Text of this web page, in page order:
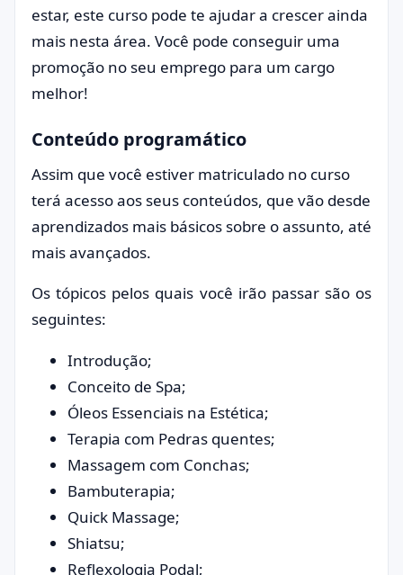
estar, este curso pode te ajudar a crescer ainda
mais nesta área. Você pode conseguir uma
promoção no seu emprego para um cargo
melhor!
Conteúdo programático
Assim que você estiver matriculado no curso
terá acesso aos seus conteúdos, que vão desde
aprendizados mais básicos sobre o assunto, até
mais avançados.
Os tópicos pelos quais você irão passar são os
seguintes:
Introdução;
Conceito de Spa;
Óleos Essenciais na Estética;
Terapia com Pedras quentes;
Massagem com Conchas;
Bambuterapia;
Quick Massage;
Shiatsu;
Reflexologia Podal;